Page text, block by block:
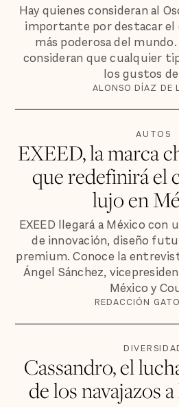
Hay quienes consideran al
importante por destacar el
más poderosa del
consideran que cualquier
los gustos
ALONSO DÍAZ DE
AUTOS
EXEED, la marca
que redefinirá el
lujo en
EXEED llegará a México con
de innovación, diseño
premium. Conoce la
Ángel Sánchez,
México y
REDACCIÓN
Cassandro, el
de los navajazos